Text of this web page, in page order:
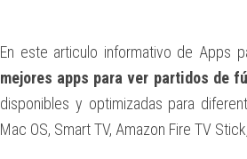
En este articulo informativo de Apps
mejores apps para ver partidos de
disponibles y optimizadas para
Mac OS, Smart TV, Amazon Fire TV